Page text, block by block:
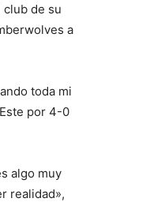
club de su
a
toda mi
por 4-0
algo muy
realidad»,